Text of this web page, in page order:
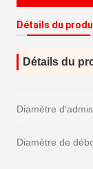
Détails du
Détails du
Diamètre
Diamètre de